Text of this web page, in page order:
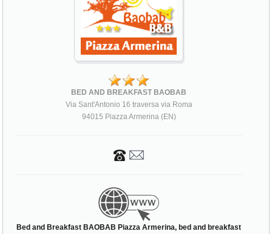
BED AND BREAKFAST BAOBAB
Via Sant'Antonio 16 traversa via Roma
94015 Piazza Armerina (EN)
Bed and Breakfast BAOBAB Piazza Armerina, bed and breakfast